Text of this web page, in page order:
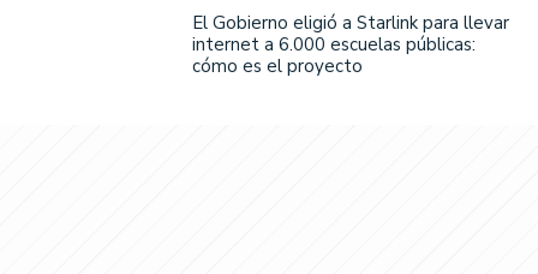
El Gobierno eligió a Starlink para llevar
internet a 6.000 escuelas públicas:
cómo es el proyecto